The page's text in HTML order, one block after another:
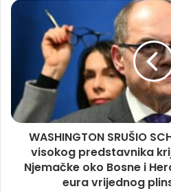
WASHINGTON SRUŠIO
visokog predstavnika
Njemačke oko Bosne i
eura vrijednog